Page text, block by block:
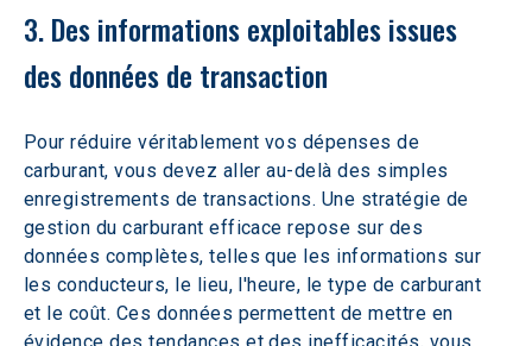
3. Des informations exploitables issues
des données de transaction
Pour réduire véritablement vos dépenses de
carburant, vous devez aller au-delà des simples
enregistrements de transactions. Une stratégie de
gestion du carburant efficace repose sur des
données complètes, telles que les informations sur
les conducteurs, le lieu, l'heure, le type de carburant
et le coût. Ces données permettent de mettre en